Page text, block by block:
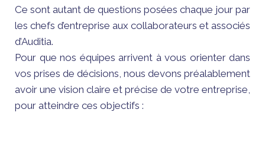
Ce sont autant de questions posées chaque jour par
les chefs d’entreprise aux collaborateurs et associés
d’Auditia.
Pour que nos équipes arrivent à vous orienter dans
vos prises de décisions, nous devons préalablement
avoir une vision claire et précise de votre entreprise,
pour atteindre ces objectifs :